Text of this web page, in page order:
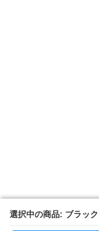
選択中の商品: ブラック
選択中の商品: ブラック